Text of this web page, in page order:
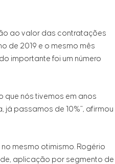
ao valor das contratações
de 2019 e o mesmo mês
importante foi um número
que nós tivemos em anos
já passamos de 10%”, afirmou
mesmo otimismo. Rogério
aplicação por segmento de